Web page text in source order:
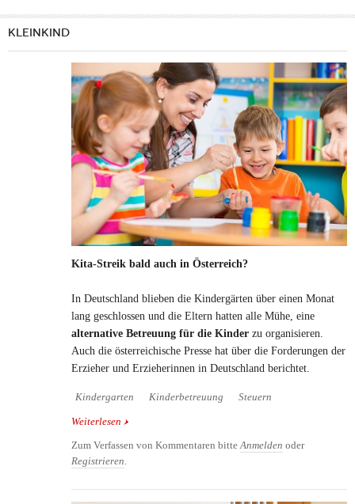
KLEINKIND
Kita-Streik bald auch in Österreich?
In Deutschland blieben die Kindergärten über einen Monat
lang geschlossen und die Eltern hatten alle Mühe, eine
alternative Betreuung für die Kinder zu organisieren.
Auch die österreichische Presse hat über die Forderungen der
Erzieher und Erzieherinnen in Deutschland berichtet.
Kindergarten Kinderbetreuung Steuern
Weiterlesen über Kita-Streik bald auch in Österreich?
Zum Verfassen von Kommentaren bitteAnmelden oder
Registrieren.